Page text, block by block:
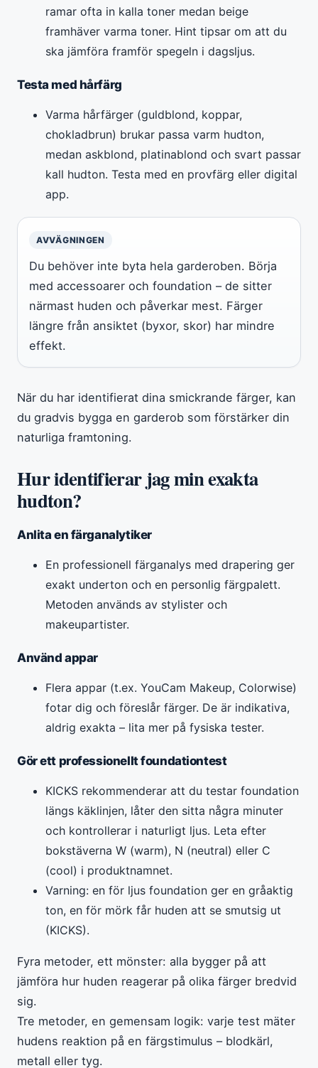
ramar ofta in kalla toner medan beige
framhäver varma toner. Hint tipsar om att du
ska jämföra framför spegeln i dagsljus.
Testa med hårfärg
Varma hårfärger (guldblond, koppar,
chokladbrun) brukar passa varm hudton,
medan askblond, platinablond och svart passar
kall hudton. Testa med en provfärg eller digital
app.
AVVÄGNINGEN
Du behöver inte byta hela garderoben. Börja
med accessoarer och foundation – de sitter
närmast huden och påverkar mest. Färger
längre från ansiktet (byxor, skor) har mindre
effekt.
När du har identifierat dina smickrande färger, kan
du gradvis bygga en garderob som förstärker din
naturliga framtoning.
Hur identifierar jag min exakta
hudton?
Anlita en färganalytiker
En professionell färganalys med drapering ger
exakt underton och en personlig färgpalett.
Metoden används av stylister och
makeupartister.
Använd appar
Flera appar (t.ex. YouCam Makeup, Colorwise)
fotar dig och föreslår färger. De är indikativa,
aldrig exakta – lita mer på fysiska tester.
Gör ett professionellt foundationtest
KICKS rekommenderar att du testar foundation
längs käklinjen, låter den sitta några minuter
och kontrollerar i naturligt ljus. Leta efter
bokstäverna W (warm), N (neutral) eller C
(cool) i produktnamnet.
Varning: en för ljus foundation ger en gråaktig
ton, en för mörk får huden att se smutsig ut
(KICKS).
Fyra metoder, ett mönster: alla bygger på att
jämföra hur huden reagerar på olika färger bredvid
sig.
Tre metoder, en gemensam logik: varje test mäter
hudens reaktion på en färgstimulus – blodkärl,
metall eller tyg.